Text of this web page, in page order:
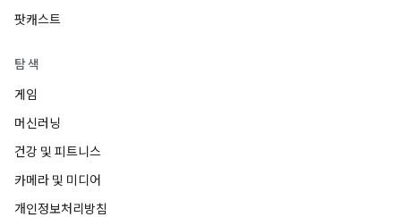
팟캐스트
탐색
게임
머신러닝
건강 및 피트니스
카메라 및 미디어
개인정보처리방침